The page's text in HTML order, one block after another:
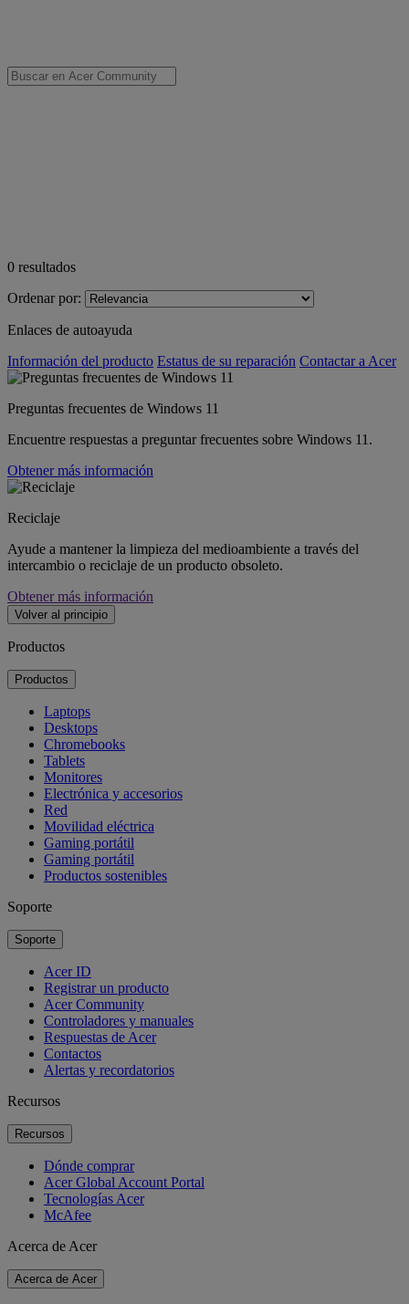
0 resultados
Ordenar por:
Enlaces de autoayuda
Información del producto Estatus de su reparación Contactar a Acer
Preguntas frecuentes de Windows 11
Encuentre respuestas a preguntar frecuentes sobre Windows 11.
Obtener más información
Reciclaje
Ayude a mantener la limpieza del medioambiente a través del
intercambio o reciclaje de un producto obsoleto.
Obtener más información
Volver al principio
Productos
Productos
Laptops
Desktops
Chromebooks
Tablets
Monitores
Electrónica y accesorios
Red
Movilidad eléctrica
Gaming portátil
Gaming portátil
Productos sostenibles
Soporte
Soporte
Acer ID
Registrar un producto
Acer Community
Controladores y manuales
Respuestas de Acer
Contactos
Alertas y recordatorios
Recursos
Recursos
Dónde comprar
Acer Global Account Portal
Tecnologías Acer
McAfee
Acerca de Acer
Acerca de Acer